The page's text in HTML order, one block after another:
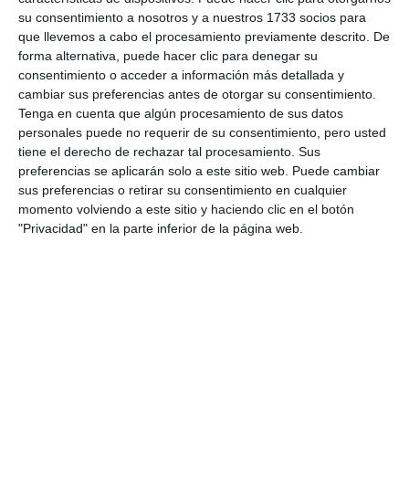
su consentimiento a nosotros y a nuestros 1733 socios para
que llevemos a cabo el procesamiento previamente descrito. De
forma alternativa, puede hacer clic para denegar su
consentimiento o acceder a información más detallada y
cambiar sus preferencias antes de otorgar su consentimiento.
Tenga en cuenta que algún procesamiento de sus datos
personales puede no requerir de su consentimiento, pero usted
tiene el derecho de rechazar tal procesamiento. Sus
preferencias se aplicarán solo a este sitio web. Puede cambiar
sus preferencias o retirar su consentimiento en cualquier
momento volviendo a este sitio y haciendo clic en el botón
"Privacidad" en la parte inferior de la página web.
El ‘Splash Park’ del Gran Parque,
un aliado para combatir el calor
REPORTAJES
The Ark Christian School
despide el curso con el musical
‘El Libro de la Selva’
ACTUALIDAD
Los alumnos de The Ark